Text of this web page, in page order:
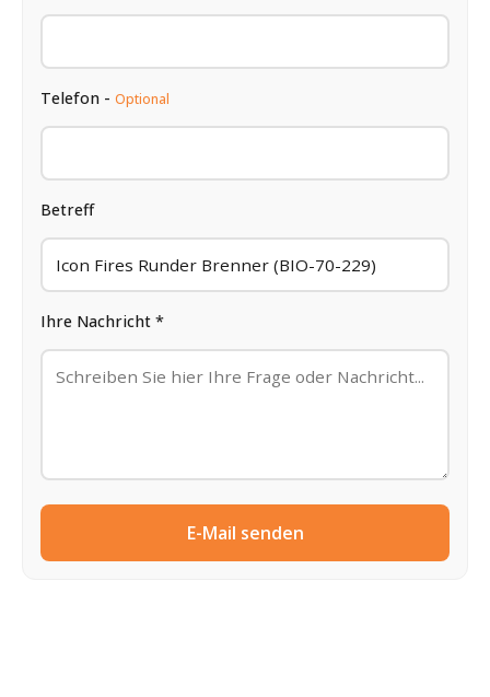
Telefon - Optional
Betreff
Ihre Nachricht *
E-Mail senden